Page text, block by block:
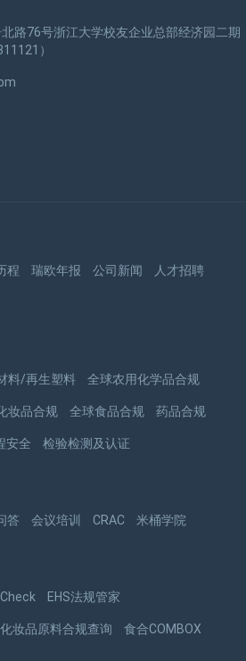
路76号浙江大学校友企业总部经济园二期
）
程 瑞欧年报 公司新闻 人才招聘
料/再生塑料 全球农用化学品合规
妆品合规 全球食品合规 药品合规
安全 检验检测及认证
答 会议培训 CRAC 米桶学院
EHS法规管家
妆品原料合规查询 食合COMBOX